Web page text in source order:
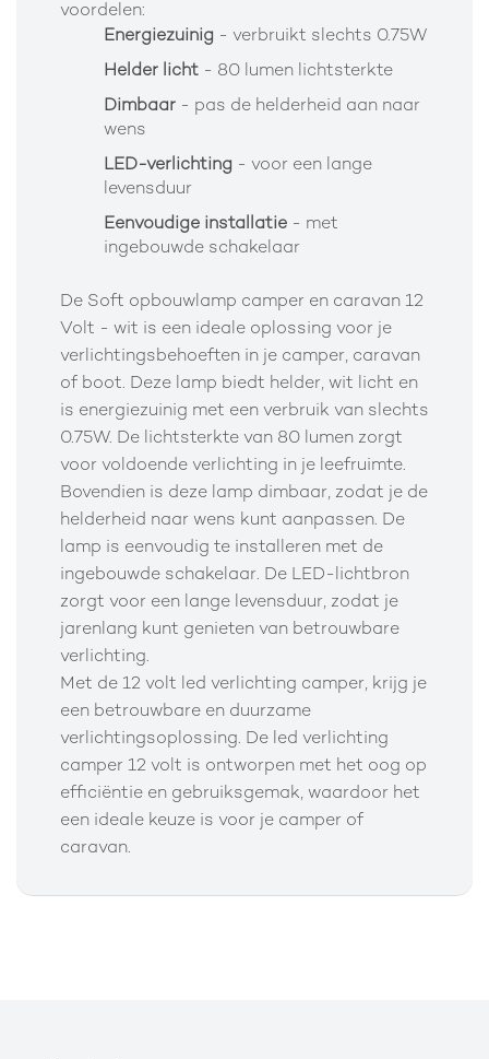
voordelen:
Energiezuinig - verbruikt slechts 0.75W
Helder licht - 80 lumen lichtsterkte
Dimbaar - pas de helderheid aan naar
wens
LED-verlichting - voor een lange
levensduur
Eenvoudige installatie - met
ingebouwde schakelaar
De Soft opbouwlamp camper en caravan 12
Volt - wit is een ideale oplossing voor je
verlichtingsbehoeften in je camper, caravan
of boot. Deze lamp biedt helder, wit licht en
is energiezuinig met een verbruik van slechts
0.75W. De lichtsterkte van 80 lumen zorgt
voor voldoende verlichting in je leefruimte.
Bovendien is deze lamp dimbaar, zodat je de
helderheid naar wens kunt aanpassen. De
lamp is eenvoudig te installeren met de
ingebouwde schakelaar. De LED-lichtbron
zorgt voor een lange levensduur, zodat je
jarenlang kunt genieten van betrouwbare
verlichting.
Met de 12 volt led verlichting camper, krijg je
een betrouwbare en duurzame
verlichtingsoplossing. De led verlichting
camper 12 volt is ontworpen met het oog op
efficiëntie en gebruiksgemak, waardoor het
een ideale keuze is voor je camper of
caravan.